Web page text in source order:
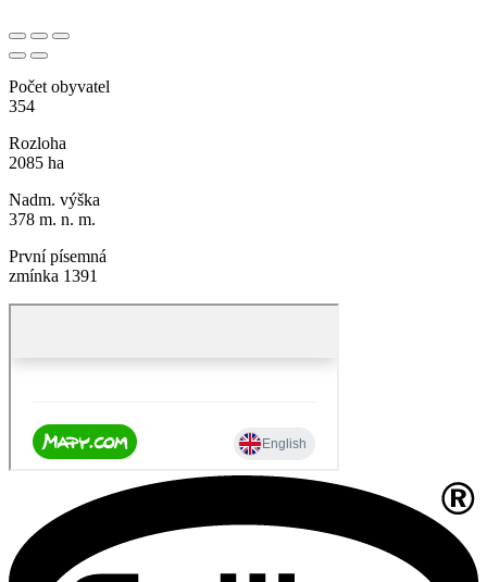
Počet obyvatel
354
Rozloha
2085 ha
Nadm. výška
378 m. n. m.
První písemná
zmínka 1391